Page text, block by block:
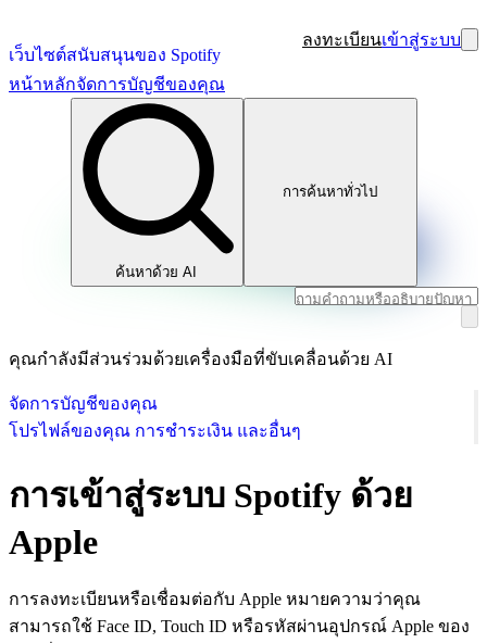
เว็บไซต์สนับสนุนของ Spotify
ลงทะเบียนเข้าสู่ระบบ
หน้าหลักจัดการบัญชีของคุณ
ค้นหาด้วย AI
การค้นหาทั่วไป
คุณกำลังมีส่วนร่วมด้วยเครื่องมือที่ขับเคลื่อนด้วย AI
จัดการบัญชีของคุณ
โปรไฟล์ของคุณ การชำระเงิน และอื่นๆ
การเข้าสู่ระบบ Spotify ด้วย
Apple
การลงทะเบียนหรือเชื่อมต่อกับ Apple หมายความว่าคุณ
สามารถใช้ Face ID, Touch ID หรือรหัสผ่านอุปกรณ์ Apple ของ